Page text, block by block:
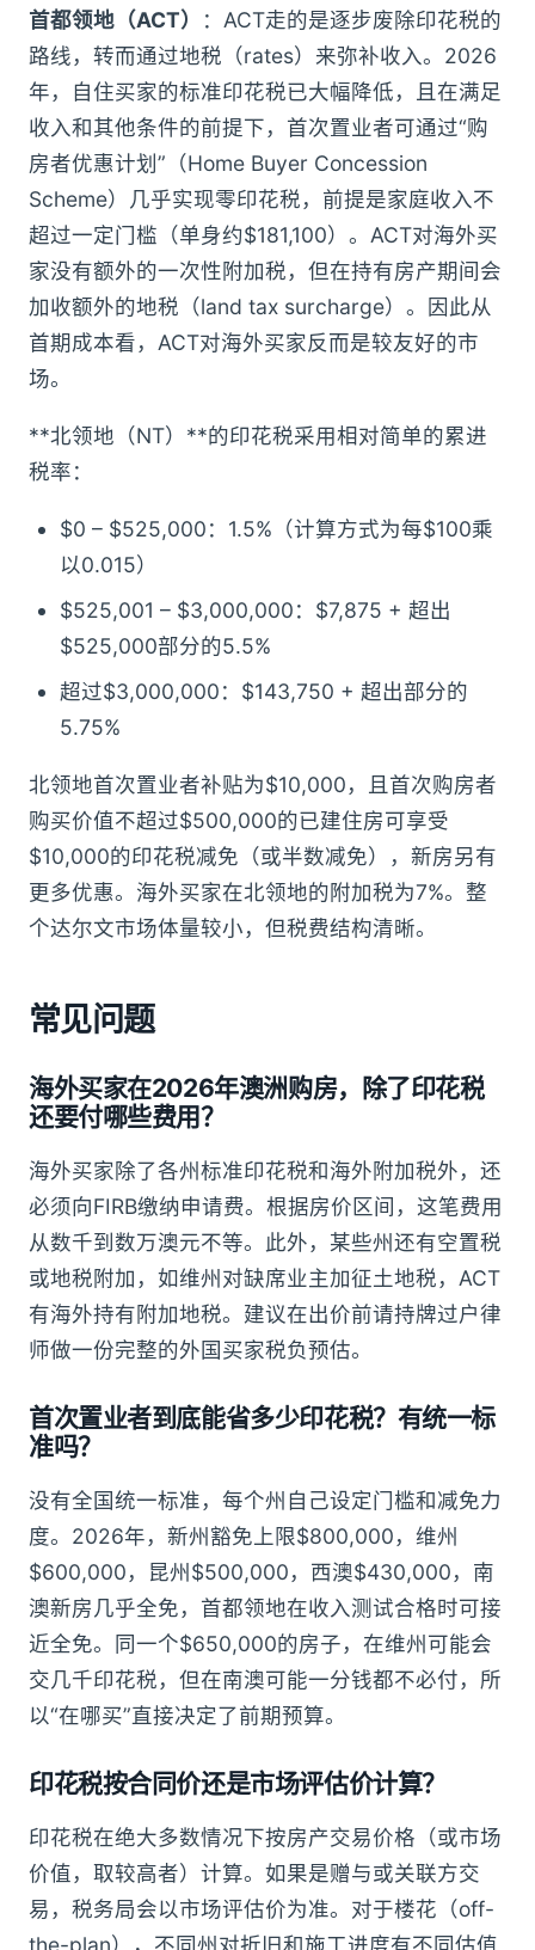
首都领地（ACT）
：ACT走的是逐步废除印花税的
路线，转而通过地税（rates）来弥补收入。2026
年，自住买家的标准印花税已大幅降低，且在满足
收入和其他条件的前提下，首次置业者可通过“购
房者优惠计划”（Home Buyer Concession
Scheme）几乎实现零印花税，前提是家庭收入不
超过一定门槛（单身约$181,100）。ACT对海外买
家没有额外的一次性附加税，但在持有房产期间会
加收额外的地税（land tax surcharge）。因此从
首期成本看，ACT对海外买家反而是较友好的市
场。
**北领地（NT）**的印花税采用相对简单的累进
税率：
$0 – $525,000：1.5%（计算方式为每$100乘
以0.015）
$525,001 – $3,000,000：$7,875 + 超出
$525,000部分的5.5%
超过$3,000,000：$143,750 + 超出部分的
5.75%
北领地首次置业者补贴为$10,000，且首次购房者
购买价值不超过$500,000的已建住房可享受
$10,000的印花税减免（或半数减免），新房另有
更多优惠。海外买家在北领地的附加税为7%。整
个达尔文市场体量较小，但税费结构清晰。
常见问题
海外买家在2026年澳洲购房，除了印花税
还要付哪些费用？
海外买家除了各州标准印花税和海外附加税外，还
必须向FIRB缴纳申请费。根据房价区间，这笔费用
从数千到数万澳元不等。此外，某些州还有空置税
或地税附加，如维州对缺席业主加征土地税，ACT
有海外持有附加地税。建议在出价前请持牌过户律
师做一份完整的外国买家税负预估。
首次置业者到底能省多少印花税？有统一标
准吗？
没有全国统一标准，每个州自己设定门槛和减免力
度。2026年，新州豁免上限$800,000，维州
$600,000，昆州$500,000，西澳$430,000，南
澳新房几乎全免，首都领地在收入测试合格时可接
近全免。同一个$650,000的房子，在维州可能会
交几千印花税，但在南澳可能一分钱都不必付，所
以“在哪买”直接决定了前期预算。
印花税按合同价还是市场评估价计算？
印花税在绝大多数情况下按房产交易价格（或市场
价值，取较高者）计算。如果是赠与或关联方交
易，税务局会以市场评估价为准。对于楼花（off-
the-plan），不同州对折旧和施工进度有不同估值